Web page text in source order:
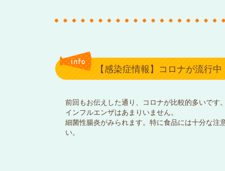
【感染症情報】コロナが流行中
前回もお伝えした通り、コロナが比較的多いです
インフルエンザはあまりいません。
細菌性腸炎がみられます。特に食品には十分な注
い。